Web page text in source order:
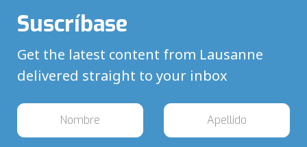
Suscríbase
Get the latest content from Lausanne
delivered straight to your inbox